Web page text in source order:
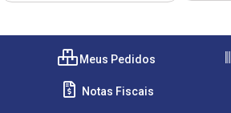
Meus Pedidos
Notas Fiscais